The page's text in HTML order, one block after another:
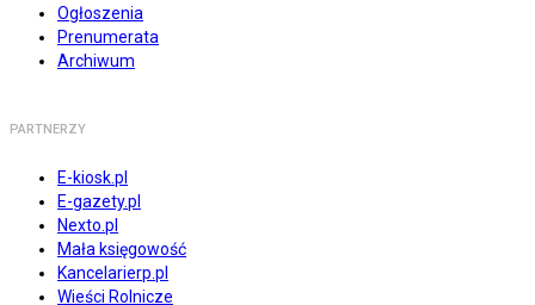
Ogłoszenia
Prenumerata
Archiwum
PARTNERZY
E-kiosk.pl
E-gazety.pl
Nexto.pl
Mała księgowość
Kancelarierp.pl
Wieści Rolnicze